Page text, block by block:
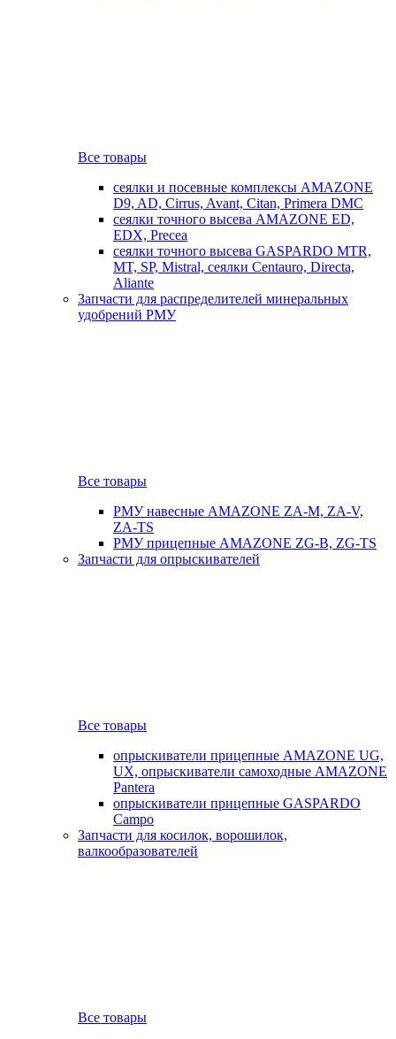
Все товары
сеялки и посевные комплексы AMAZONE
D9, AD, Cirrus, Avant, Citan, Primera DMC
сеялки точного высева AMAZONE ED,
EDX, Precea
сеялки точного высева GASPARDO MTR,
MT, SP, Mistral, сеялки Centauro, Directa,
Aliante
Запчасти для распределителей минеральных
удобрений РМУ
Все товары
РМУ навесные AMAZONE ZA-M, ZA-V,
ZA-TS
РМУ прицепные AMAZONE ZG-B, ZG-TS
Запчасти для опрыскивателей
Все товары
опрыскиватели прицепные AMAZONE UG,
UX, опрыскиватели самоходные AMAZONE
Pantera
опрыскиватели прицепные GASPARDO
Campo
Запчасти для косилок, ворошилок,
валкообразователей
Все товары